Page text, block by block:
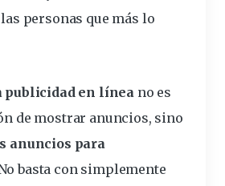
personas que más lo
publicidad en línea no es
de mostrar anuncios, sino
anuncios para
basta con simplemente